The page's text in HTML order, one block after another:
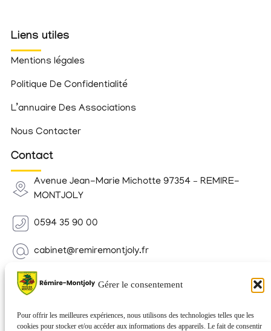
Gérer le consentement
Pour offrir les meilleures expériences, nous utilisons des technologies telles que les
cookies pour stocker et/ou accéder aux informations des appareils. Le fait de consentir
Liens utiles
Mentions légales
Politique De Confidentialité
L’annuaire Des Associations
Nous Contacter
Contact
Avenue Jean-Marie Michotte 97354 – REMIRE-
MONTJOLY
0594 35 90 00
cabinet@remiremontjoly.fr
Newsletter
nouvelles de votre commune.